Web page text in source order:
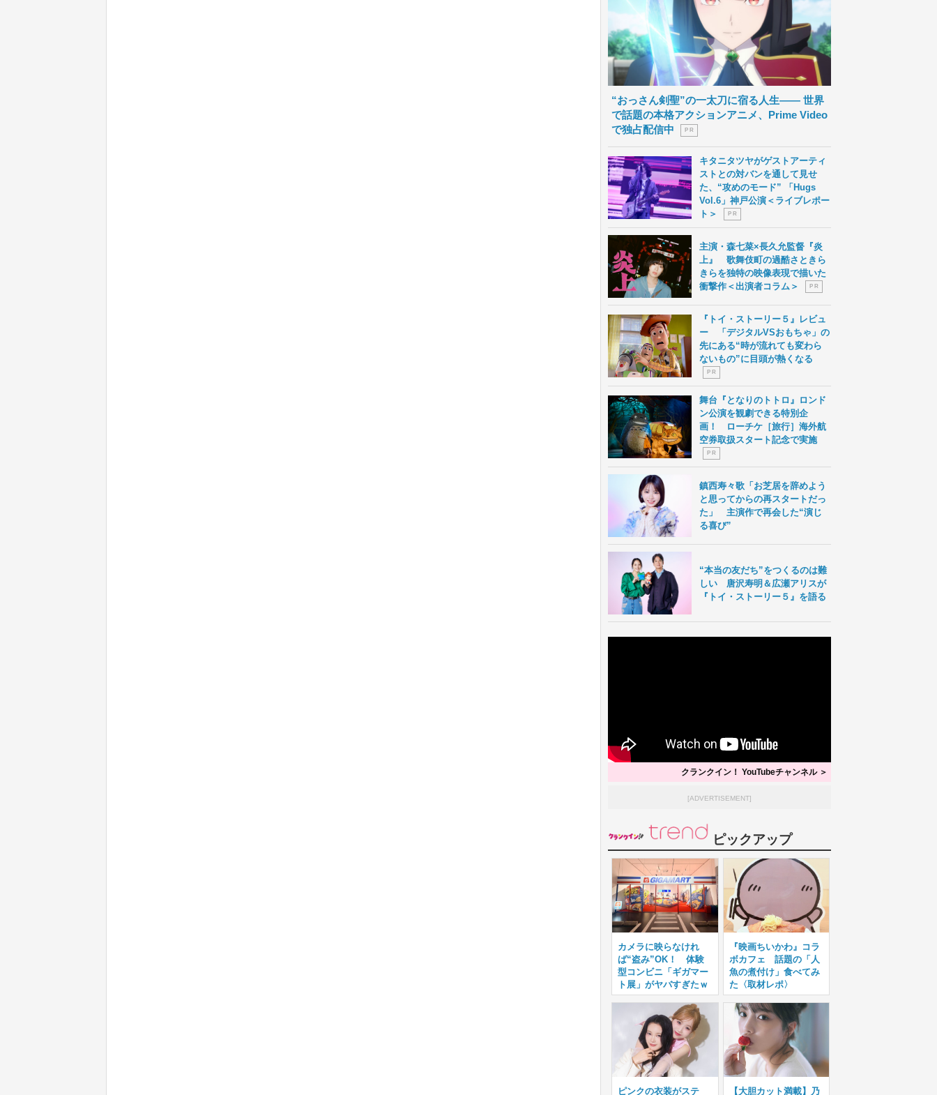
“おっさん剣聖”の一太刀に宿る人生―― 世界
で話題の本格アクションアニメ、Prime Video
で独占配信中
P R
キタニタツヤがゲストアーティ
ストとの対バンを通して見せ
た、“攻めのモード” 「Hugs
Vol.6」神戸公演＜ライブレポー
ト＞
P R
主演・森七菜×長久允監督『炎
上』 歌舞伎町の過酷さときら
きらを独特の映像表現で描いた
衝撃作＜出演者コラム＞
P R
『トイ・ストーリー５』レビュ
ー 「デジタルVSおもちゃ」の
先にある“時が流れても変わら
ないもの”に目頭が熱くなる
P R
舞台『となりのトトロ』ロンド
ン公演を観劇できる特別企
画！ ローチケ［旅行］海外航
空券取扱スタート記念で実施
P R
鎮西寿々歌「お芝居を辞めよう
と思ってからの再スタートだっ
た」 主演作で再会した“演じ
る喜び”
“本当の友だち”をつくるのは難
しい 唐沢寿明＆広瀬アリスが
『トイ・ストーリー５』を語る
クランクイン！ YouTubeチャンネル ＞
[ADVERTISEMENT]
ピックアップ
カメラに映らなけれ
ば“盗み”OK！ 体験
型コンビニ「ギガマー
ト展」がヤバすぎたｗ
『映画ちいかわ』コラ
ボカフェ 話題の「人
魚の煮付け」食べてみ
た〈取材レポ〉
ピンクの衣装がステ 【大胆カット満載】乃